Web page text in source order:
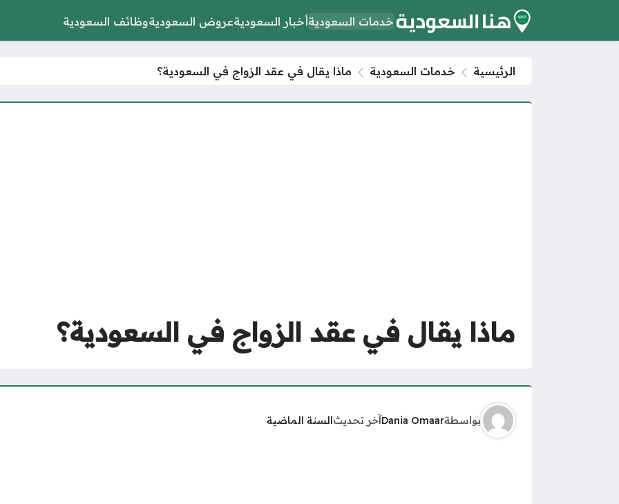
خدمات السعوديةأخبار السعوديةعروض السعوديةوظائف السعودية
الرئيسية خدمات السعودية ماذا يقال في عقد الزواج في السعودية؟
ماذا يقال في عقد الزواج في السعودية؟
بواسطةDania Omaarآخر تحديثالسنة الماضية